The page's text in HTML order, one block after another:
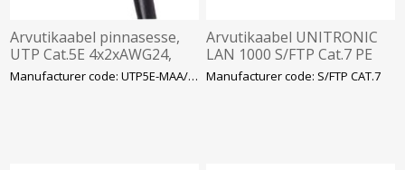
Arvutikaabel pinnasesse,
UTP Cat.5E 4x2xAWG24,
geeliga, must T305
Manufacturer code: UTP5E-MAA/DK-OJ-U5E
Arvutikaabel UNITRONIC
LAN 1000 S/FTP Cat.7 PE
outdoor
Manufacturer code: S/FTP CAT.7